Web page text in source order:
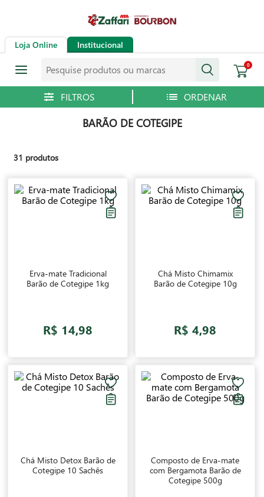
Loja Online Institucional
0
BARÃO DE COTEGIPE
31 produtos
Erva-mate Tradicional
Barão de Cotegipe 1kg
R$ 14,98
Chá Misto Chimamix
Barão de Cotegipe 10g
R$ 4,98
Chá Misto Detox Barão de
Cotegipe 10 Sachês
Composto de Erva-mate
com Bergamota Barão de
Cotegipe 500g